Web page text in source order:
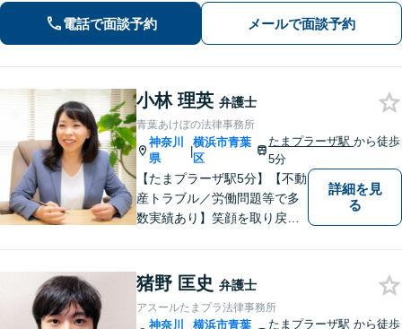
まざまな悩みに寄り添います！一人ひ
とりに最適な解決策をご提案。借金・
債務整理は何度でも相談無料【夜間・
土日相談可】
電話で面談予約 メールで面談予約
小林 理英 弁護士
青葉あけぼの法律事務所
神奈川
県
|
横浜市青葉
区
たまプラーザ駅から徒歩
5分
【たまプラーザ駅5分】【不動
産トラブル／労働問題等で多
数実績あり】笑顔を取り戻す
えます。【契約時点での明朗
会計】
詳細を見
る
猪野 匡史 弁護士
アスールたまプラ法律事務所
神奈川
横浜市青葉
たまプラーザ駅から徒歩